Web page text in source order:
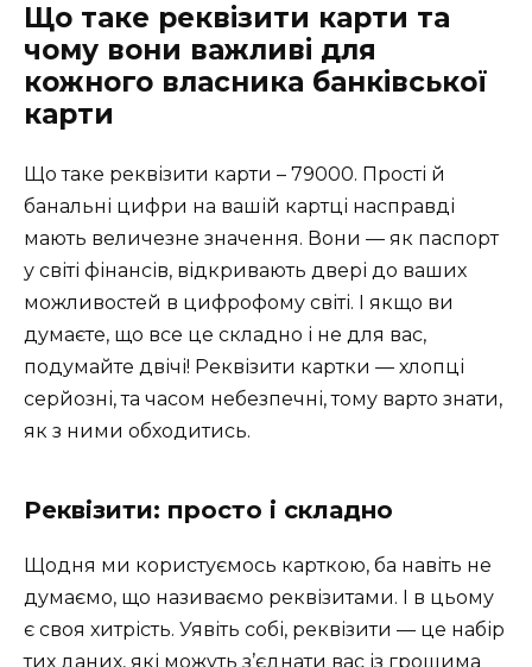
Що таке реквізити карти та
чому вони важливі для
кожного власника банківської
карти
Що таке реквізити карти – 79000. Прості й
банальні цифри на вашій картці насправді
мають величезне значення. Вони — як паспорт
у світі фінансів, відкривають двері до ваших
можливостей в цифрофому світі. І якщо ви
думаєте, що все це складно і не для вас,
подумайте двічі! Реквізити картки — хлопці
серйозні, та часом небезпечні, тому варто знати,
як з ними обходитись.
Реквізити: просто і складно
Щодня ми користуємось карткою, ба навіть не
думаємо, що називаємо реквізитами. І в цьому
є своя хитрість. Уявіть собі, реквізити — це набір
тих даних, які можуть з’єднати вас із грошима